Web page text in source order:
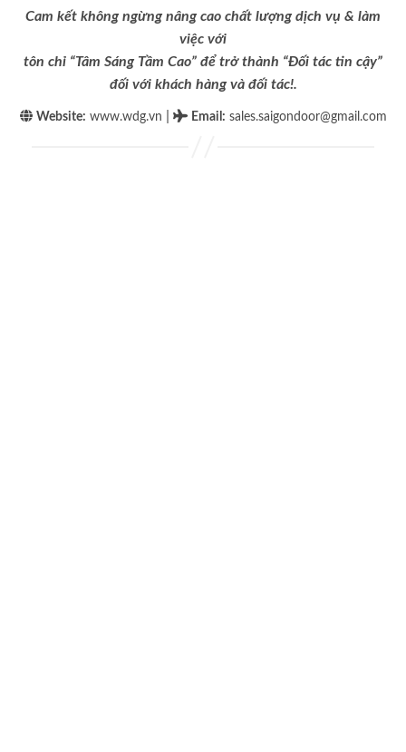
Cam kết không ngừng nâng cao chất lượng dịch vụ & làm
việc với
tôn chỉ “Tâm Sáng Tầm Cao” để trở thành “Đối tác tin cậy”
đối với khách hàng và đối tác!.
Website: www.wdg.vn Email : sales.saigondoor@gmail.com